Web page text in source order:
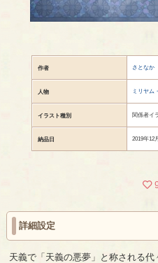
作者 さとなか
人物 ミリヤム
イラスト種別 関係者イ
納品日 2019年12
詳細設定
天義で「天義の悪夢」と称される